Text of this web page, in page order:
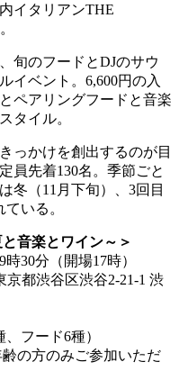
イタリアンTHE
旬のフードとDJのサウ
イベント。6,600円の入
ペアリングフードと音楽
タイル。
っかけを創出するのが目
員先着130名。季節ごと
冬（11月下旬）、3回目
いる。
音楽とワイン～＞
30分（開場17時）
都渋谷区渋谷2-21-1 渋
フード6種）
の方のみご参加いただ